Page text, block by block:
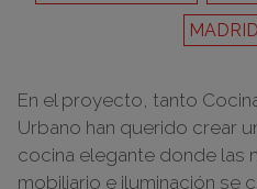
En el proyecto, tanto
Urbano han querido crear
cocina elegante donde las
mobiliario e iluminación se